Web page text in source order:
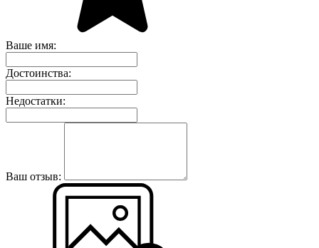
Ваше имя:
Достоинства:
Недостатки:
Ваш отзыв: